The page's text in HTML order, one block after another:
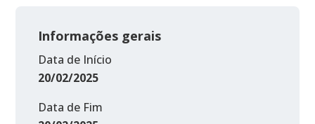
Informações gerais
Data de Início
20/02/2025
Data de Fim